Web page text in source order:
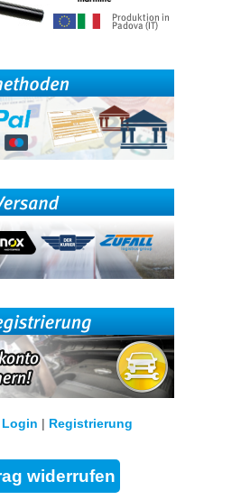
Login | Registrierung